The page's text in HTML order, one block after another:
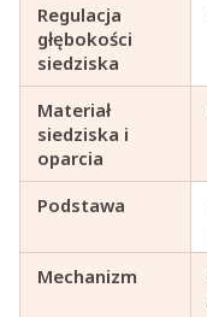
Regulacja
głębokości
siedziska
Materiał
siedziska i
oparcia
Podstawa
Mechanizm